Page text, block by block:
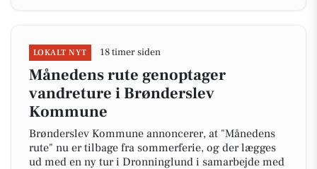
LOKALT NYT 18 timer siden
Månedens rute genoptager
vandreture i Brønderslev
Kommune
Brønderslev Kommune annoncerer, at "Månedens
rute" nu er tilbage fra sommerferie, og der lægges
ud med en ny tur i Dronninglund i samarbejde med